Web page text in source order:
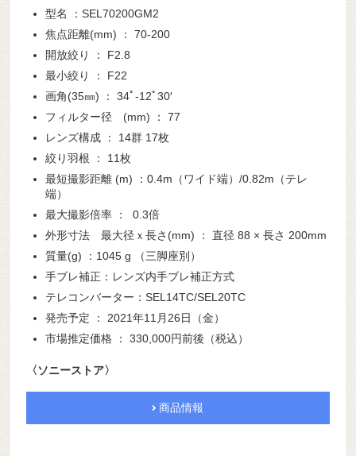
型名 ：SEL70200GM2
焦点距離(mm) ： 70-200
開放絞り ： F2.8
最小絞り ： F22
画角(35㎜) ： 34ﾟ-12ﾟ30′
フィルター径 (mm) ： 77
レンズ構成 ： 14群 17枚
絞り羽根 ： 11枚
最短撮影距離 (m) ：0.4m（ワイド端）/0.82m（テレ
端）
最大撮影倍率 ： 0.3倍
外形寸法 最大径ｘ長さ(mm) ： 直径 88 × 長さ 200mm
質量(g) ：1045 g （三脚座別）
手ブレ補正：レンズ内手ブレ補正方式
テレコンバーター：SEL14TC/SEL20TC
発売予定 ： 2021年11月26日（金）
市場推定価格 ： 330,000円前後（税込）
〈ソニーストア〉
商品情報